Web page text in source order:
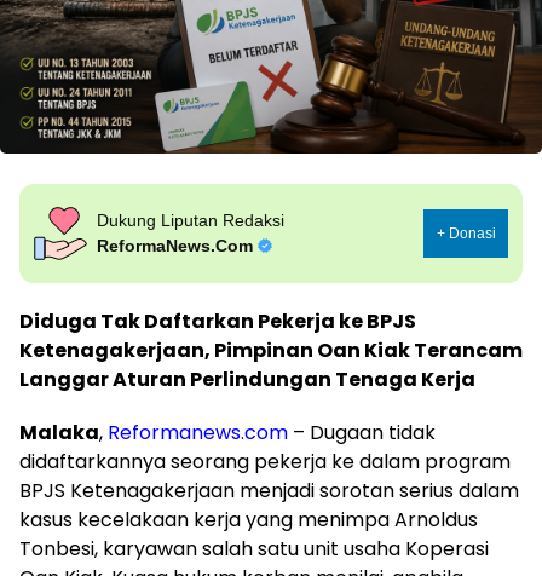
Dukung Liputan Redaksi
ReformaNews.Com
+ Donasi
Diduga Tak Daftarkan Pekerja ke BPJS
Ketenagakerjaan, Pimpinan Oan Kiak Terancam
Langgar Aturan Perlindungan Tenaga Kerja
Malaka, Reformanews.com – Dugaan tidak
didaftarkannya seorang pekerja ke dalam program
BPJS Ketenagakerjaan menjadi sorotan serius dalam
kasus kecelakaan kerja yang menimpa Arnoldus
Tonbesi, karyawan salah satu unit usaha Koperasi